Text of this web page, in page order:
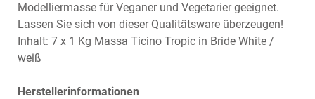
Modelliermasse für Veganer und Vegetarier geeignet.
Lassen Sie sich von dieser Qualitätsware überzeugen!
Inhalt: 7 x 1 Kg Massa Ticino Tropic in Bride White /
weiß
Herstellerinformationen